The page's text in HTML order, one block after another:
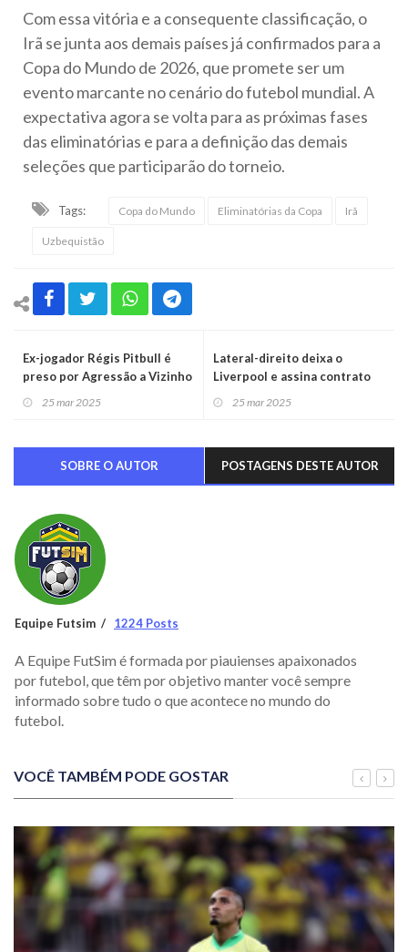
Com essa vitória e a consequente classificação, o
Irã se junta aos demais países já confirmados para a
Copa do Mundo de 2026, que promete ser um
evento marcante no cenário do futebol mundial. A
expectativa agora se volta para as próximas fases
das eliminatórias e para a definição das demais
seleções que participarão do torneio.
Tags: Copa do Mundo Eliminatórias da Copa Irã
Uzbequistão
Ex-jogador Régis Pitbull é
preso por Agressão a Vizinho
25 mar 2025
Lateral-direito deixa o
Liverpool e assina contrato
espanhol
25 mar 2025
SOBRE O AUTOR POSTAGENS DESTE AUTOR
Equipe Futsim 1224 Posts
A Equipe FutSim é formada por piauienses apaixonados
por futebol, que têm por objetivo manter você sempre
informado sobre tudo o que acontece no mundo do
futebol.
VOCÊ TAMBÉM PODE GOSTAR